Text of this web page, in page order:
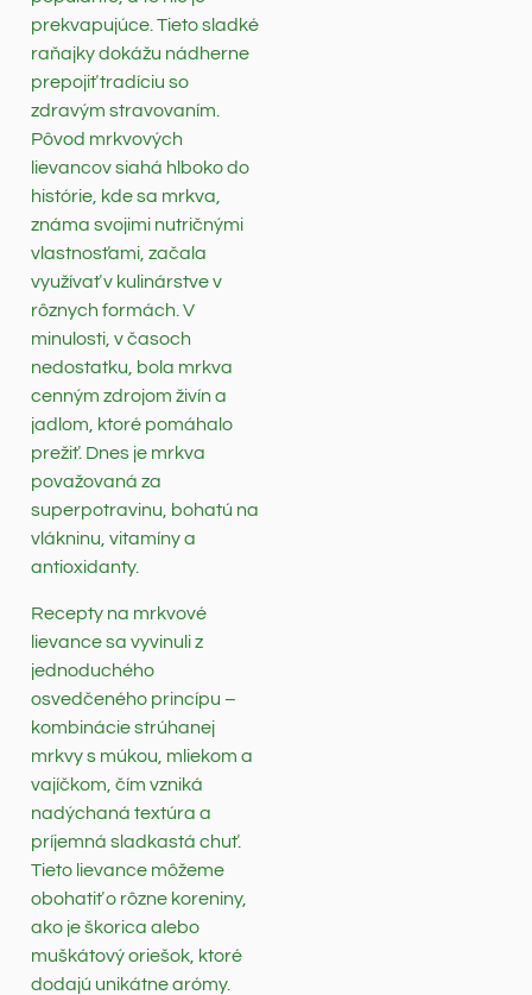
prekvapujúce. Tieto sladké
raňajky dokážu nádherne
prepojiť tradíciu so
zdravým stravovaním.
Pôvod mrkvových
lievancov siahá hlboko do
histórie, kde sa mrkva,
známa svojimi nutričnými
vlastnosťami, začala
využívať v kulinárstve v
rôznych formách. V
minulosti, v časoch
nedostatku, bola mrkva
cenným zdrojom živín a
jadlom, ktoré pomáhalo
prežiť. Dnes je mrkva
považovaná za
superpotravinu, bohatú na
vlákninu, vitamíny a
antioxidanty.
Recepty na mrkvové
lievance sa vyvinuli z
jednoduchého
osvedčeného princípu –
kombinácie strúhanej
mrkvy s múkou, mliekom a
vajíčkom, čím vzniká
nadýchaná textúra a
príjemná sladkastá chuť.
Tieto lievance môžeme
obohatiť o rôzne koreniny,
ako je škorica alebo
muškátový oriešok, ktoré
dodajú unikátne arómy.